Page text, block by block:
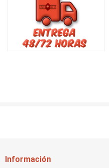
Información